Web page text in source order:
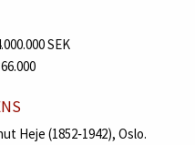
SEK
Heje (1852‑1942), Oslo.